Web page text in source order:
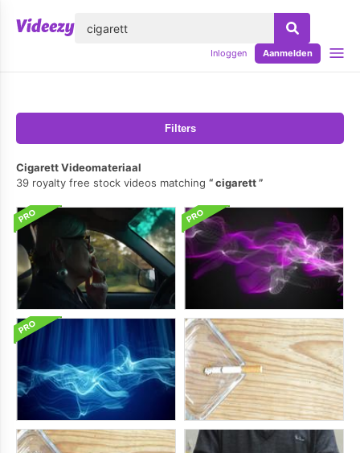
Inloggen Aanmelden
Filters
Cigarett Videomateriaal
39 royalty free stock videos matching
cigarett